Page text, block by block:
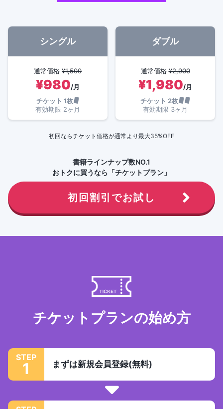
シングル
通常価格 ¥1,500
¥980/月
チケット 1枚
有効期限 2ヶ月
ダブル
通常価格¥2,900
¥1,980/月
チケット 2枚
有効期限 3ヶ月
初回ならチケット価格が通常より最大35%OFF
書籍ラインナップ数NO.1
おトクに買うなら「チケットプラン」
初回割引でお試し
チケットプランの始め方
STEP
1 まずは新規会員登録(無料)